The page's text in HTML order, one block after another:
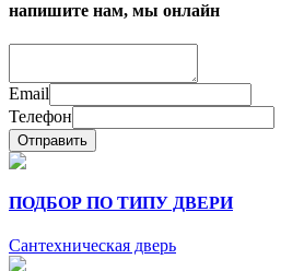
напишите нам, мы онлайн
Email
Телефон
Отправить
ПОДБОР ПО ТИПУ ДВЕРИ
Сантехническая дверь